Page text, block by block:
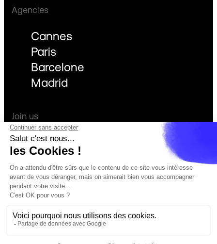
Agencies
Cannes
Paris
Barcelone
Madrid
Join us
Facebook
Instagram
LinkedIn
Privacy Policy Sustainability